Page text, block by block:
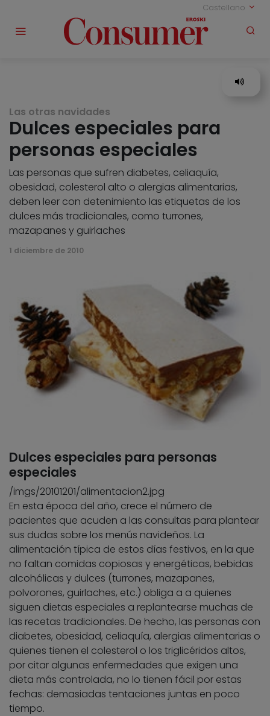
Castellano
Las otras navidades
Dulces especiales para
personas especiales
Las personas que sufren diabetes, celiaquía,
obesidad, colesterol alto o alergias alimentarias,
deben leer con detenimiento las etiquetas de los
dulces más tradicionales, como turrones,
mazapanes y guirlaches
1 diciembre de 2010
Dulces especiales para personas
especiales
/imgs/20101201/alimentacion2.jpg
En esta época del año, crece el número de
pacientes que acuden a las consultas para plantear
sus dudas sobre los menús navideños. La
alimentación típica de estos días festivos, en la que
no faltan comidas copiosas y energéticas, bebidas
alcohólicas y dulces (turrones, mazapanes,
polvorones, guirlaches, etc.) obliga a a quienes
siguen dietas especiales a replantearse muchas de
las recetas tradicionales. De hecho, las personas con
diabetes, obesidad, celiaquía, alergias alimentarias o
quienes tienen el colesterol o los triglicéridos altos,
por citar algunas enfermedades que exigen una
dieta más controlada, no lo tienen fácil por estas
fechas: demasiadas tentaciones juntas en poco
tiempo.